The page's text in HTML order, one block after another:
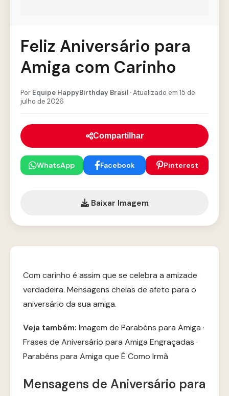
Feliz Aniversário para
Amiga com Carinho
Por Equipe HappyBirthday Brasil · Atualizado em 15 de
julho de 2026
Compartilhar
WhatsApp Facebook Pinterest
Baixar Imagem
Com carinho é assim que se celebra a amizade
verdadeira. Mensagens cheias de afeto para o
aniversário da sua amiga.
Veja também: Imagem de Parabéns para Amiga ·
Frases de Aniversário para Amiga Engraçadas ·
Parabéns para Amiga que É Como Irmã
Mensagens de Aniversário para